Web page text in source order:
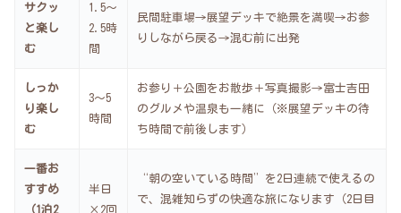
サクッ
と楽し
む
1.5〜
2.5時
間
民間駐車場→展望デッキで絶景を満喫→お参
りしながら戻る→混む前に出発
しっか
り楽し
む
3〜5
時間
お参り＋公園をお散歩＋写真撮影→富士吉田
のグルメや温泉も一緒に（※展望デッキの待
ち時間で前後します）
一番お
すすめ
（1泊2
半日
×2回
“朝の空いている時間”を2日連続で使えるの
で、混雑知らずの快適な旅になります（2日目